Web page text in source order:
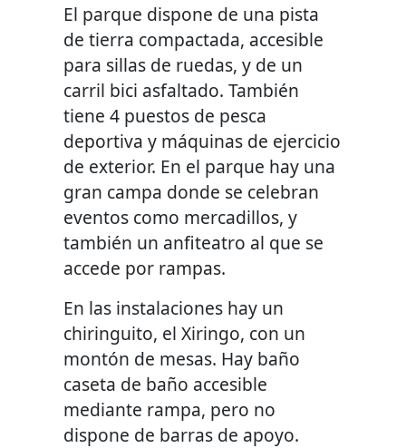
El parque dispone de una pista
de tierra compactada, accesible
para sillas de ruedas, y de un
carril bici asfaltado. También
tiene 4 puestos de pesca
deportiva y máquinas de ejercicio
de exterior. En el parque hay una
gran campa donde se celebran
eventos como mercadillos, y
también un anfiteatro al que se
accede por rampas.
En las instalaciones hay un
chiringuito, el Xiringo, con un
montón de mesas. Hay baño
caseta de baño accesible
mediante rampa, pero no
dispone de barras de apoyo.